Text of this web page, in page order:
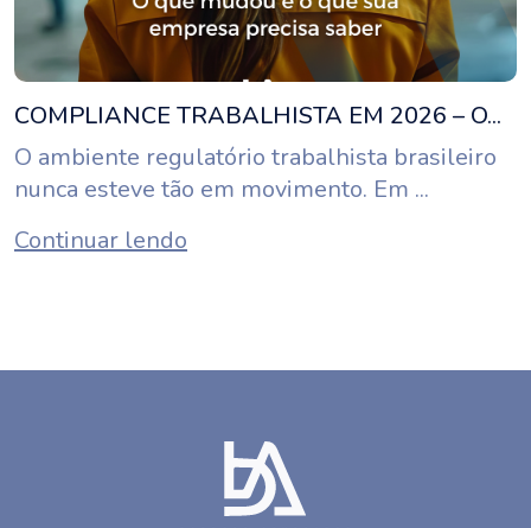
COMPLIANCE TRABALHISTA EM 2026 – O...
O ambiente regulatório trabalhista brasileiro
nunca esteve tão em movimento. Em ...
Continuar lendo